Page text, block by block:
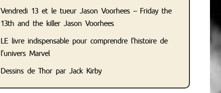
Vendredi 13 et le tueur Jason Voorhees – Friday the
13th and the killer Jason Voorhees
LE livre indispensable pour comprendre l’histoire de
l’univers Marvel
Dessins de Thor par Jack Kirby